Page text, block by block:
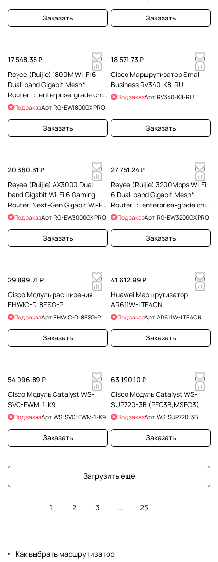
Заказать Заказать
17 548.35 ₽
Reyee (Ruijie) 1800M Wi-Fi 6
Dual-band Gigabit Mesh*
Router ： enterprise-grade chip
solution; Gigabit broadband
Под заказАрт.RG-EW1800GX PRO
Заказать
18 571.73 ₽
Cisco Маршрутизатор Small
Business RV340-K8-RU
Под заказАрт.RV340-K8-RU
Заказать
20 360.31 ₽
Reyee (Ruijie) AX3000 Dual-
band Gigabit Wi-Fi 6 Gaming
Router. Next-Gen Gigabit Wi-Fi
6 Speed—2402 Mbps on 5 GHz
Под заказАрт.RG-EW3000GX PRO
Заказать
27 751.24 ₽
Reyee (Ruijie) 3200Mbps Wi-Fi
6 Dual-band Gigabit Mesh*
Router ： enterprise-grade chip
solution; Gigabit broadband
Под заказАрт.RG-EW3200GX PRO
Заказать
29 899.71 ₽
Cisco Модуль расширения
EHWIC-D-8ESG-P
Под заказАрт.EHWIC-D-8ESG-P
Заказать
41 612.99 ₽
Huawei Маршрутизатор
AR611W-LTE4CN
Под заказАрт.AR611W-LTE4CN
Заказать
54 096.89 ₽
Cisco Модуль Catalyst WS-
SVC-FWM-1-K9
Под заказАрт.WS-SVC-FWM-1-K9
Заказать
63 190.10 ₽
Cisco Модуль Catalyst WS-
SUP720-3B (PFC3B,MSFC3)
Под заказАрт.WS-SUP720-3B
Заказать
Загрузить еще
1 2 3 ... 23
Как выбрать маршрутизатор